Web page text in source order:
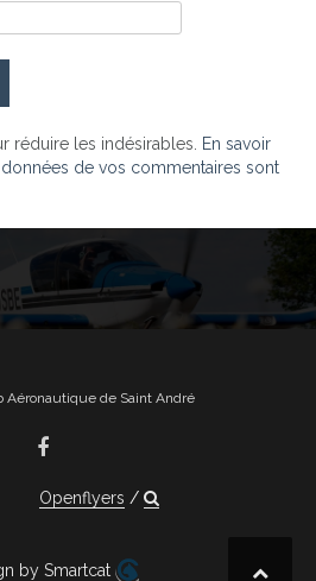
réduire les indésirables. En savoir
de vos commentaires sont
Aéronautique de Saint André
Openflyers
by Smartcat